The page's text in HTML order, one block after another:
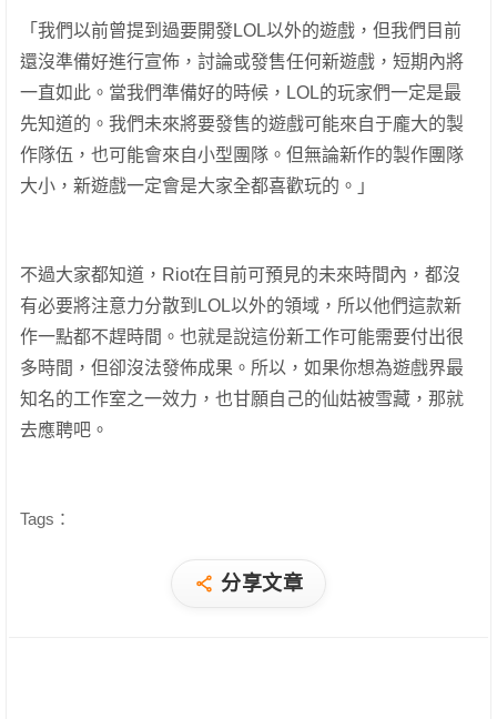
「我們以前曾提到過要開發LOL以外的遊戲，但我們目前
還沒準備好進行宣佈，討論或發售任何新遊戲，短期內將
一直如此。當我們準備好的時候，LOL的玩家們一定是最
先知道的。我們未來將要發售的遊戲可能來自于龐大的製
作隊伍，也可能會來自小型團隊。但無論新作的製作團隊
大小，新遊戲一定會是大家全都喜歡玩的。」
不過大家都知道，Riot在目前可預見的未來時間內，都沒
有必要將注意力分散到LOL以外的領域，所以他們這款新
作一點都不趕時間。也就是說這份新工作可能需要付出很
多時間，但卻沒法發佈成果。所以，如果你想為遊戲界最
知名的工作室之一效力，也甘願自己的仙姑被雪藏，那就
去應聘吧。
Tags：
分享文章